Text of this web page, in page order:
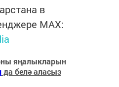
в
MАХ:
яңалыкларын
да белә аласыз